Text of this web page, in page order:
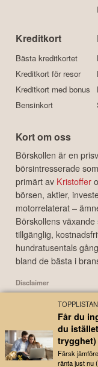
Kreditkort
Bästa kreditkortet
Kreditkort för resor
Kreditkort med bonus
Bensinkort
Kort om oss
Börskollen är en
börsintresserade
primärt av Kristoffer
börsen, aktier,
motorrelaterat –
Börskollens
tillgänglig,
hundratusentals
bland de bästa i
Disclaimer
Börskollen Sverige AB
finansinspektionens tillsyn
investeringsbeslut
från Börskollen eller
självständigt av
förlust eller skada av vad
material härrörande från
Får du
du
trygghet)
Färsk
ränta just nu